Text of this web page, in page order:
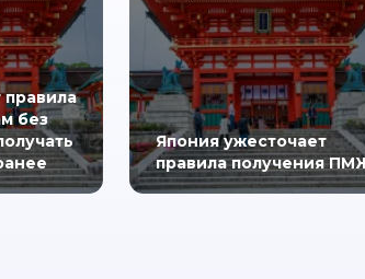
без
Япония ужесточает
правила получения